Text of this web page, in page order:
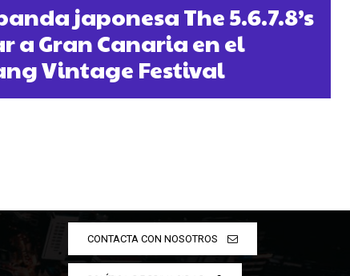
japonesa The 5.6.7.8’s
a Gran Canaria en el
Vintage Festival
CONTACTA CON NOSOTROS